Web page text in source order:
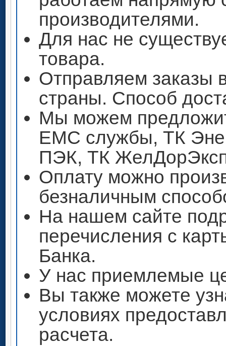
производителями.
Для нас не
товара.
Отправляем заказы
страны. Способ
Мы можем
ЕМС службы, ТК
ПЭК, ТК
Оплату можно
безналичным
На нашем сайте
перечисления с
Банка.
У нас приемлемые
Вы также можете
условиях
расчета.